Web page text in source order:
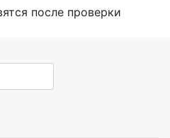
после проверки